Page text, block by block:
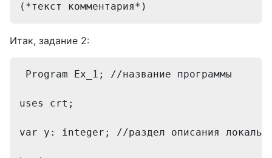
(*текст комментария*)
Итак, задание 2:
Program Ex_1; //название программы
uses crt;
var y: integer; //раздел описания